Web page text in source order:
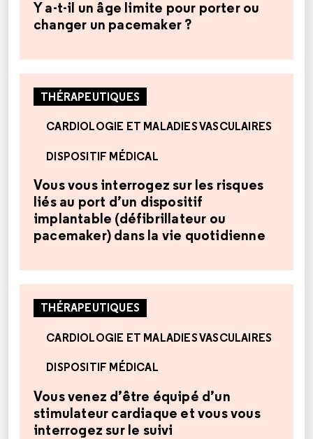
Y a-t-il un âge limite pour porter ou
changer un pacemaker ?
THÉRAPEUTIQUES
CARDIOLOGIE ET MALADIES VASCULAIRES
DISPOSITIF MÉDICAL
Vous vous interrogez sur les risques
liés au port d’un dispositif
implantable (défibrillateur ou
pacemaker) dans la vie quotidienne
THÉRAPEUTIQUES
CARDIOLOGIE ET MALADIES VASCULAIRES
DISPOSITIF MÉDICAL
Vous venez d’être équipé d’un
stimulateur cardiaque et vous vous
interrogez sur le suivi